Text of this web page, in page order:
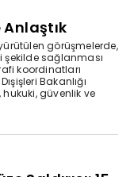
görüşmelerde,
sağlanması
koordinatları
Bakanlığı
güvenlik ve